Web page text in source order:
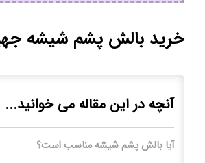
خرید بالش پشم شیشه
آنچه در این مقاله می خوانید...
آیا بالش پشم شیشه مناسب است؟